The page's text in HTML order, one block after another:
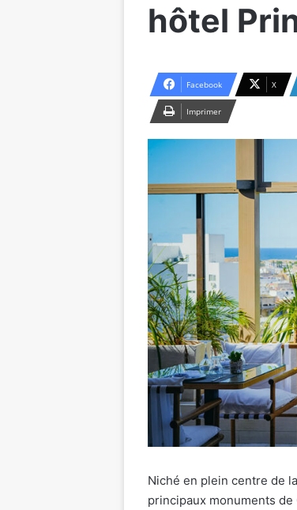
hôtel
Facebook X
Imprimer
Niché en plein centre de
principaux monuments